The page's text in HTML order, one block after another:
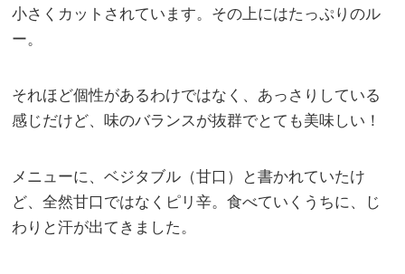
小さくカットされています。その上にはたっぷりのル
ー。
それほど個性があるわけではなく、あっさりしている
感じだけど、味のバランスが抜群でとても美味しい！
メニューに、ベジタブル（甘口）と書かれていたけ
ど、全然甘口ではなくピリ辛。食べていくうちに、じ
わりと汗が出てきました。